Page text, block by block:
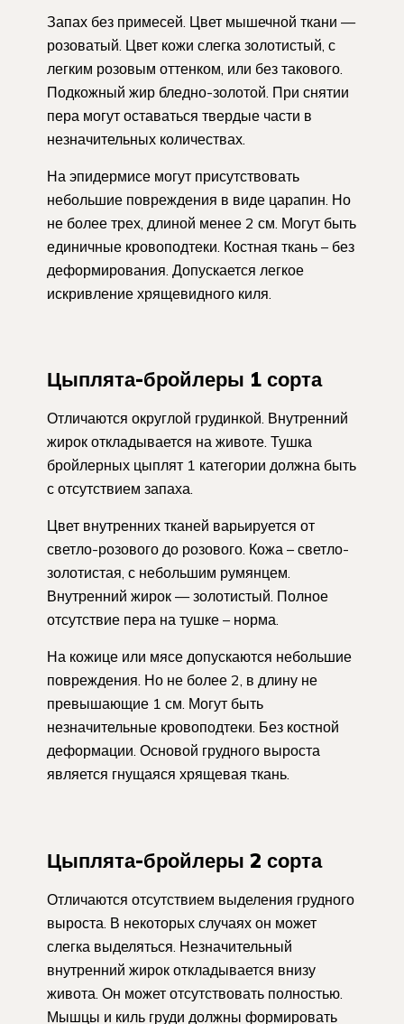
Запах без примесей. Цвет мышечной ткани —
розоватый. Цвет кожи слегка золотистый, с
легким розовым оттенком, или без такового.
Подкожный жир бледно-золотой. При снятии
пера могут оставаться твердые части в
незначительных количествах.
На эпидермисе могут присутствовать
небольшие повреждения в виде царапин. Но
не более трех, длиной менее 2 см. Могут быть
единичные кровоподтеки. Костная ткань – без
деформирования. Допускается легкое
искривление хрящевидного киля.
Цыплята-бройлеры 1 сорта
Отличаются округлой грудинкой. Внутренний
жирок откладывается на животе. Тушка
бройлерных цыплят 1 категории должна быть
с отсутствием запаха.
Цвет внутренних тканей варьируется от
светло-розового до розового. Кожа – светло-
золотистая, с небольшим румянцем.
Внутренний жирок — золотистый. Полное
отсутствие пера на тушке – норма.
На кожице или мясе допускаются небольшие
повреждения. Но не более 2, в длину не
превышающие 1 см. Могут быть
незначительные кровоподтеки. Без костной
деформации. Основой грудного выроста
является гнущаяся хрящевая ткань.
Цыплята-бройлеры 2 сорта
Отличаются отсутствием выделения грудного
выроста. В некоторых случаях он может
слегка выделяться. Незначительный
внутренний жирок откладывается внизу
живота. Он может отсутствовать полностью.
Мышцы и киль груди должны формировать